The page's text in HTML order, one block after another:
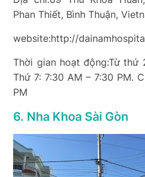
Phan Thiết, Bình Thuận,
website:http://
Thời gian hoạt động:Từ thứ
Thứ 7: 7:30 AM – 7:30 PM.
PM
6. Nha Khoa Sài Gòn